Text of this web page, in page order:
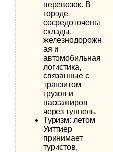
перевозок. В
городе
сосредоточены
склады,
железнодорожн
ая и
автомобильная
логистика,
связанные с
транзитом
грузов и
пассажиров
через туннель.
Туризм: летом
Уиттиер
принимает
туристов,